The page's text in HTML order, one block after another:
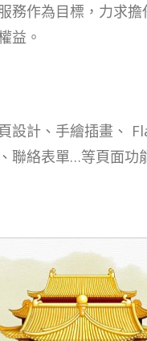
務作為目標，力求
益。
設計、手繪插畫、
聯絡表單…等頁面功